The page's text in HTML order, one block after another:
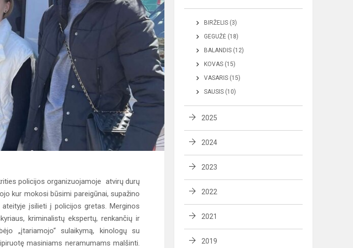
policijos organizuojamoje atvirų durų
kur mokosi būsimi pareigūnai, supažino
įsilieti į policijos gretas. Merginos
kriminalistų ekspertų, renkančių ir
„įtariamojo“ sulaikymą, kinologų su
masiniams neramumams malšinti.
BIRŽELIS (3)
GEGUŽĖ (18)
BALANDIS (12)
KOVAS (15)
VASARIS (15)
SAUSIS (10)
2025
2024
2023
2022
2021
2019